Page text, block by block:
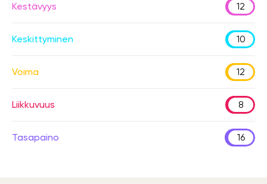
Kestävyys 12
Keskittyminen 10
Voima 12
Liikkuvuus 8
Tasapaino 16